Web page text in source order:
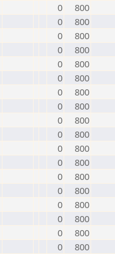
0
800
0
800
0
800
0
800
0
800
0
800
0
800
0
800
0
800
0
800
0
800
0
800
0
800
0
800
0
800
0
800
0
800
0
800